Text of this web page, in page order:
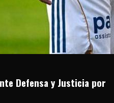
Defensa y Justicia por